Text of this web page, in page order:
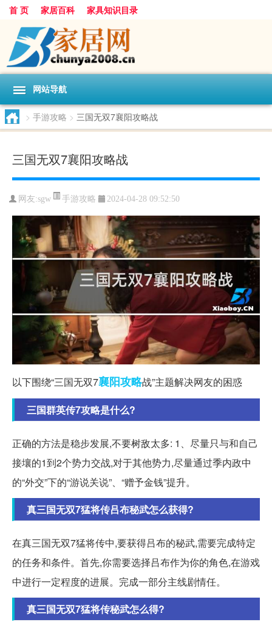
首 页 家居百科 家具知识目录
网站导航
> 手游攻略 > 三国无双7襄阳攻略战
三国无双7襄阳攻略战
网友:sgw 手游攻略 2024-04-28 09:52:50
以下围绕“三国无双7襄阳攻略战”主题解决网友的困惑
三国群英传7攻略是什么?
正确的方法是稳步发展,不要树敌太多: 1、尽量只与和自己
接壤的1到2个势力交战,对于其他势力,尽量通过季内政中
的“外交”下的“游说关说”、“赠予金钱”提升。
真三国无双7猛将传吕布秘武怎么获得?
在真三国无双7猛将传中,要获得吕布的秘武,需要完成特定
的任务和条件。首先,你需要选择吕布作为你的角色,在游戏
中进行一定程度的进展。完成一部分主线剧情任。
真三国无双7猛将传秘武怎么得?